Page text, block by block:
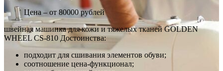
Цена – от 80000 рублей
швейная машинка для кожи и тяжелых тканей GOLDEN
WHEEL CS-810 Достоинства:
подходит для сшивания элементов обуви;
соотношение цена-функционал;